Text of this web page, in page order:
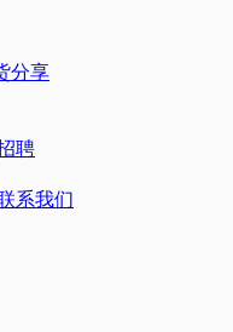
分享
聘
系我们